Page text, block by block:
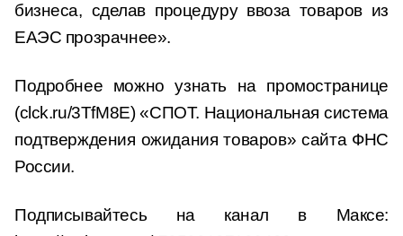
бизнеса, сделав процедуру ввоза товаров из
ЕАЭС прозрачнее».
Подробнее можно узнать на промостранице
(clck.ru/3TfM8E) «СПОТ. Национальная система
подтверждения ожидания товаров» сайта ФНС
России.
Подписывайтесь на канал в Максе: